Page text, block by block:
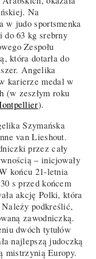
Na
w judo sportsmenka
63 kg srebrny
Zespołu
która dotarła do
Angelika
karierze medal w
(w zeszłym roku
).
Szymańska
van Lieshout.
przez cały
– inicjowały
końcu 21-letnia
s przed końcem
akcję Polki, która
Należy podkreślić,
zawodniczką.
dwóch tytułów
najlepszą judoczką
mistrzynią Europy.